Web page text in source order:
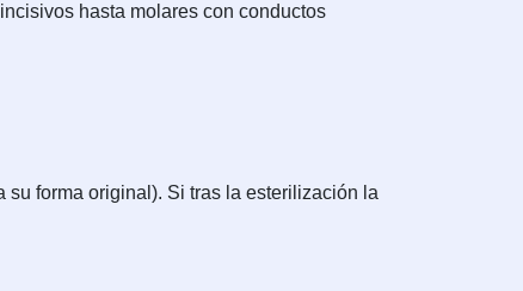
hasta molares con conductos
forma original). Si tras la esterilización la